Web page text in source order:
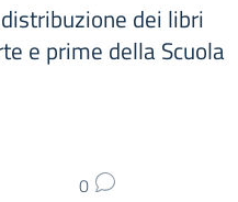
dei libri
e prime della Scuola
0